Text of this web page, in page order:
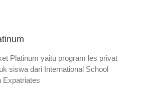
Platinum yaitu program les privat
siswa dari International School
Expatriates